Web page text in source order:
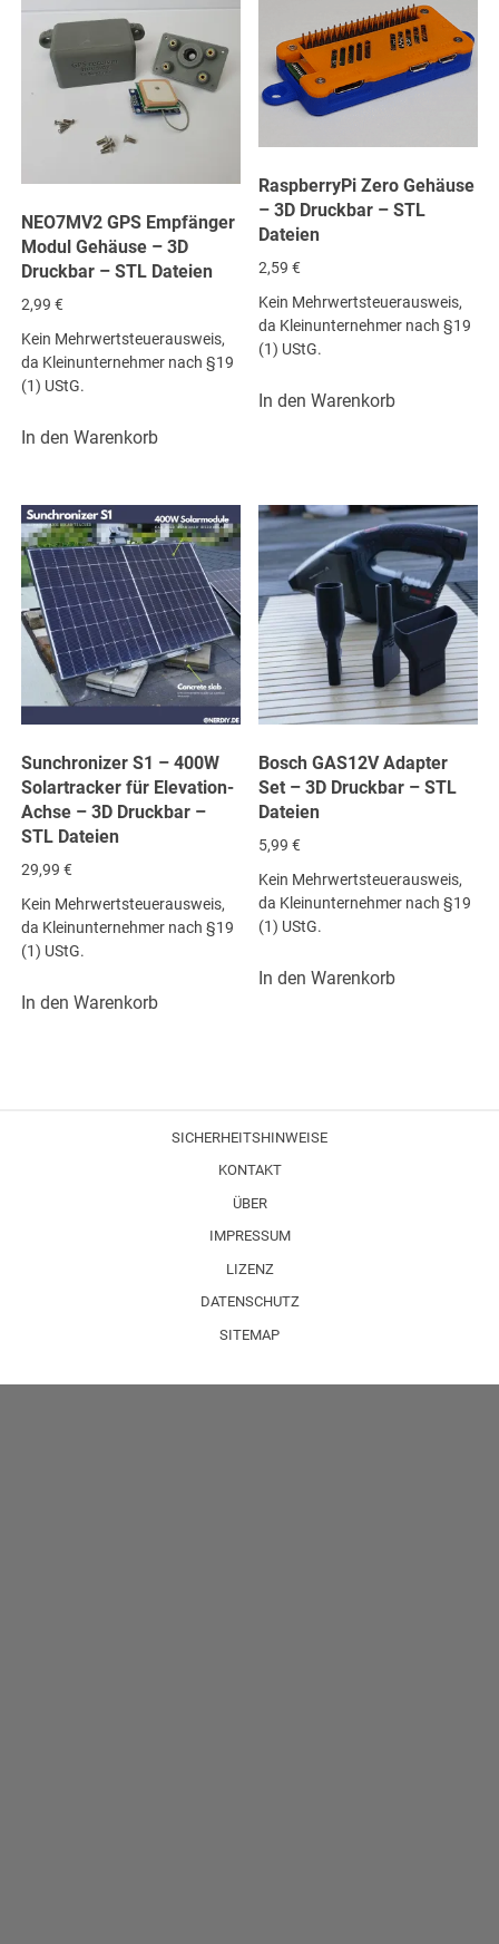
NEO7MV2 GPS Empfänger
Modul Gehäuse – 3D
Druckbar – STL Dateien
2,99€
Kein Mehrwertsteuerausweis,
da Kleinunternehmer nach §19
(1) UStG.
In den Warenkorb
RaspberryPi Zero Gehäuse
– 3D Druckbar – STL
Dateien
2,59€
Kein Mehrwertsteuerausweis,
da Kleinunternehmer nach §19
(1) UStG.
In den Warenkorb
Sunchronizer S1 – 400W
Solartracker für Elevation-
Achse – 3D Druckbar –
STL Dateien
29,99€
Kein Mehrwertsteuerausweis,
da Kleinunternehmer nach §19
(1) UStG.
In den Warenkorb
Bosch GAS12V Adapter
Set – 3D Druckbar – STL
Dateien
5,99€
Kein Mehrwertsteuerausweis,
da Kleinunternehmer nach §19
(1) UStG.
In den Warenkorb
SICHERHEITSHINWEISE
KONTAKT
ÜBER
IMPRESSUM
LIZENZ
DATENSCHUTZ
SITEMAP